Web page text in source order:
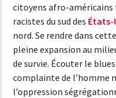
citoyens afro-américains
racistes du sud des États-
nord. Se rendre dans
pleine expansion au
de survie. Écouter le
complainte de l’homme
l’oppression